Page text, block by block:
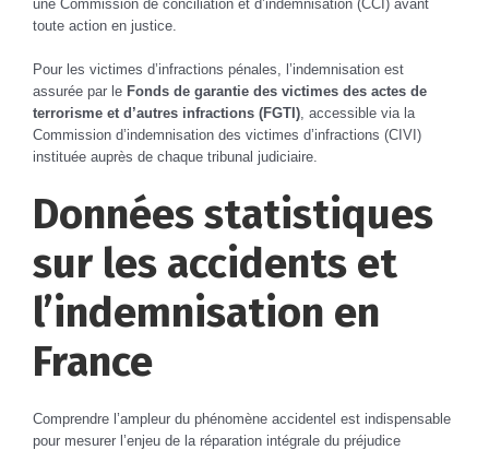
une Commission de conciliation et d’indemnisation (CCI) avant
toute action en justice.
Pour les victimes d’infractions pénales, l’indemnisation est
assurée par le Fonds de garantie des victimes des actes de
terrorisme et d’autres infractions (FGTI) , accessible via la
Commission d’indemnisation des victimes d’infractions (CIVI)
instituée auprès de chaque tribunal judiciaire.
Données statistiques
sur les accidents et
l’indemnisation en
France
Comprendre l’ampleur du phénomène accidentel est indispensable
pour mesurer l’enjeu de la réparation intégrale du préjudice